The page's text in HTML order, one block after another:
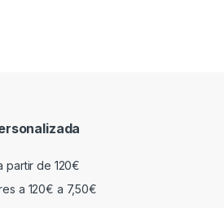
partir de 120€
a 120€ a 7,50€